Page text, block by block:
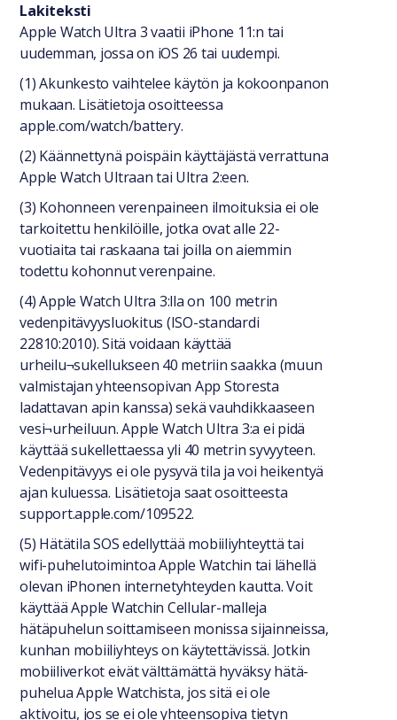
Lakiteksti
Apple Watch Ultra 3 vaatii iPhone 11:n tai
uudemman, jossa on iOS 26 tai uudempi.
(1) Akunkesto vaihtelee käytön ja kokoonpanon
mukaan. Lisätietoja osoitteessa
apple.com/watch/battery.
(2) Käännettynä poispäin käyttäjästä verrattuna
Apple Watch Ultraan tai Ultra 2:een.
(3) Kohonneen verenpaineen ilmoituksia ei ole
tarkoitettu henkilöille, jotka ovat alle 22-
vuotiaita tai raskaana tai joilla on aiemmin
todettu kohonnut verenpaine.
(4) Apple Watch Ultra 3:lla on 100 metrin
vedenpitävyysluokitus (ISO-standardi
22810:2010). Sitä voidaan käyttää
urheilu¬sukellukseen 40 metriin saakka (muun
valmistajan yhteensopivan App Storesta
ladattavan apin kanssa) sekä vauhdikkaaseen
vesi¬urheiluun. Apple Watch Ultra 3:a ei pidä
käyttää sukellettaessa yli 40 metrin syvyyteen.
Vedenpitävyys ei ole pysyvä tila ja voi heikentyä
ajan kuluessa. Lisätietoja saat osoitteesta
support.apple.com/109522.
(5) Hätätila SOS edellyttää mobiiliyhteyttä tai
wifi-puhelutoimintoa Apple Watchin tai lähellä
olevan iPhonen internetyhteyden kautta. Voit
käyttää Apple Watchin Cellular-malleja
hätäpuhelun soittamiseen monissa sijainneissa,
kunhan mobiiliyhteys on käytettävissä. Jotkin
mobiiliverkot eivät välttämättä hyväksy hätä-
puhelua Apple Watchista, jos sitä ei ole
aktivoitu, jos se ei ole yhteensopiva tietyn